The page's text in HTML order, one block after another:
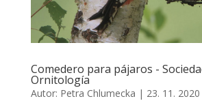
Comedero para pájaros -
Ornitología
Autor: Petra Chlumecka | 23. 11. 2020